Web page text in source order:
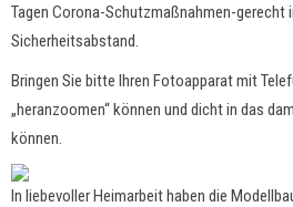
Tagen Corona-Schutzmaßnahmen-gerecht
Sicherheitsabstand.
Bringen Sie bitte Ihren Fotoapparat mit
„heranzoomen“ können und dicht in das
können.
In liebevoller Heimarbeit haben die